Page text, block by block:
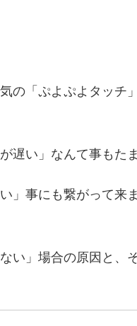
の「ぷよぷよタッチ
遅い」なんて事もた
」事にも繋がって来
い」場合の原因と、